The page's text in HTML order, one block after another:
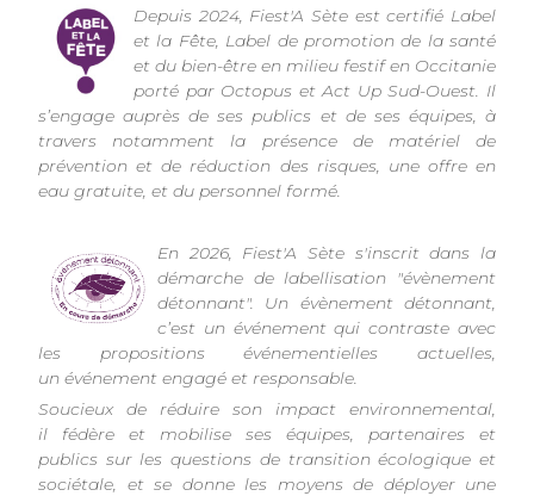
Depuis 2024, Fiest'A Sète est certifié Label
et la Fête, Label de promotion de la santé
et du bien-être en milieu festif en Occitanie
porté par Octopus et Act Up Sud-Ouest. Il
s’engage auprès de ses publics et de ses équipes, à
travers notamment la présence de matériel de
prévention et de réduction des risques, une offre en
eau gratuite, et du personnel formé.
En 2026, Fiest'A Sète s'inscrit dans la
démarche de labellisation "évènement
détonnant". Un évènement détonnant,
c’est un événement qui contraste avec
les propositions événementielles actuelles,
un événement engagé et responsable.
Soucieux de réduire son impact environnemental,
il fédère et mobilise ses équipes, partenaires et
publics sur les questions de transition écologique et
sociétale, et se donne les moyens de déployer une